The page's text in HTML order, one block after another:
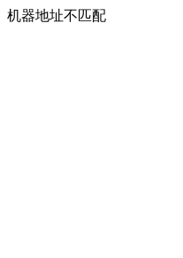
机器地址不匹配